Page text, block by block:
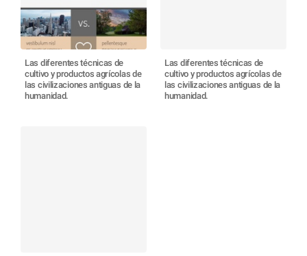
Las diferentes técnicas de
cultivo y productos agrícolas de
las civilizaciones antiguas de la
humanidad.
Las diferentes técnicas de
cultivo y productos agrícolas de
las civilizaciones antiguas de la
humanidad.